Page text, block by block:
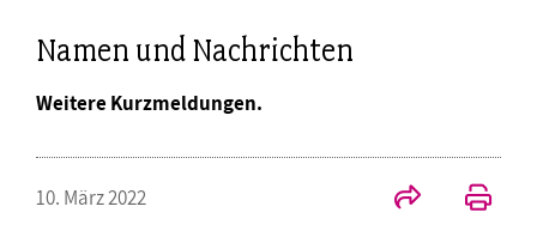
Namen und Nachrichten
Weitere Kurzmeldungen.
10. März 2022